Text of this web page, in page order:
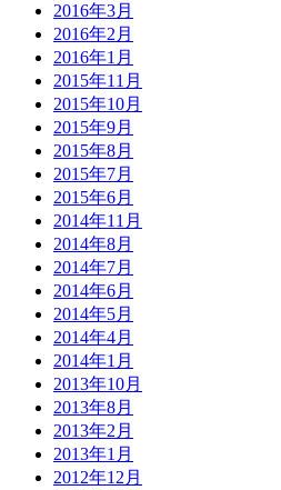
2016年3月
2016年2月
2016年1月
2015年11月
2015年10月
2015年9月
2015年8月
2015年7月
2015年6月
2014年11月
2014年8月
2014年7月
2014年6月
2014年5月
2014年4月
2014年1月
2013年10月
2013年8月
2013年2月
2013年1月
2012年12月